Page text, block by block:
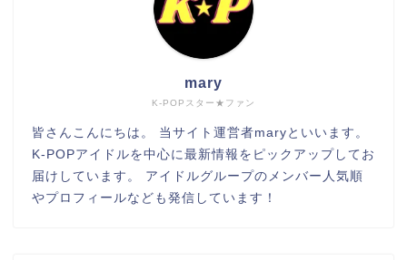
K-POPスター★ファン
mary
皆さんこんにちは。 当サイト運営者maryといいます。
K-POPアイドルを中心に最新情報をピックアップしてお
届けしています。 アイドルグループのメンバー人気順
やプロフィールなども発信しています！